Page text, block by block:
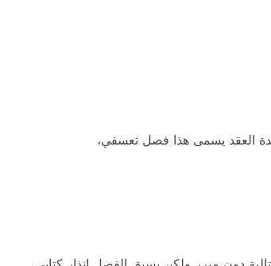
العقد يسمى هذا فصل تعسفي،